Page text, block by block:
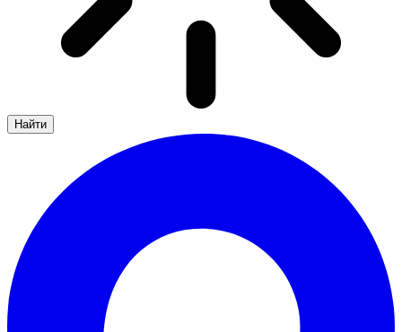
Найти